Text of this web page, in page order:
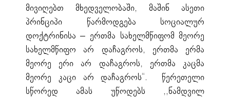
მივიღებთ მხედველობაში, მაშინ ასეთი
პრინციპი წარმოდგება სოციალურ
დოქტრინისა – ერთმა სახელმწიფომ მეორე
სახელმწიფო არ დაჩაგროს, ერთმა ერმა
მეორე ერი არ დაჩაგროს, ერთმა კაცმა
მეორე კაცი არ დაჩაგროს“. წერეთელი
სწორედ ამას უწოდებს ,,ნამდვილ